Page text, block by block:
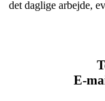
det daglige arbejde,
E-